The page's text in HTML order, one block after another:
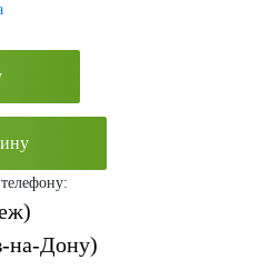
на-Дону)